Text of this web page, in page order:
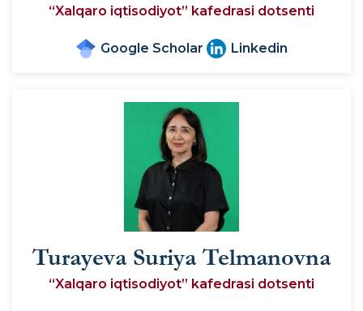
“Xalqaro iqtisodiyot” kafedrasi dotsenti
Google Scholar Linkedin
Turayeva Suriya Telmanovna
“Xalqaro iqtisodiyot” kafedrasi dotsenti